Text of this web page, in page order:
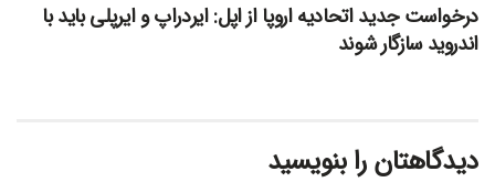
درخواست جدید اتحادیه اروپا از اپل: ایردراپ و ایرپلی باید با
اندروید سازگار شوند
دیدگاهتان را بنویسید